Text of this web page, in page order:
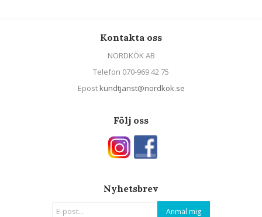
Kontakta oss
NORDKÖK AB
Telefon 070-969 42 75
Epost kundtjanst@nordkok.se
Följ oss
Nyhetsbrev
Anmäl mig